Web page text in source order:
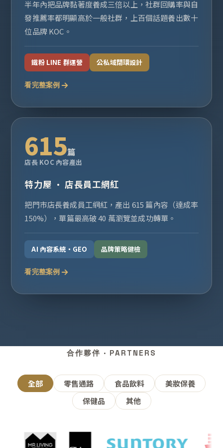
半年內把品牌黏著度養成三倍以上，社群回購率與自
發推薦率都明顯高於一般社群，上百個話題養出數十
位品牌 KOC。
鐵粉 LINE 群運營 公私域閉環設計
看完整案例
615篇
店長 KOC 內容產出
特力屋 · 店長員工網紅
把門市店長養成員工網紅，產出 615 篇內容（達成率
150%），單篇最高破 40 萬瀏覽並成功轉單。
AI 內容系統・GEO 品牌策略健檢
看完整案例
合作夥伴 · PARTNERS
全部 零售通路 食品飲料
美妝保養
保健品
其他